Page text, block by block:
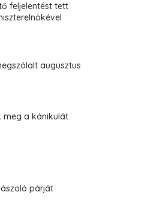
feljelentést tett
augusztus
meg a kánikulát
párját